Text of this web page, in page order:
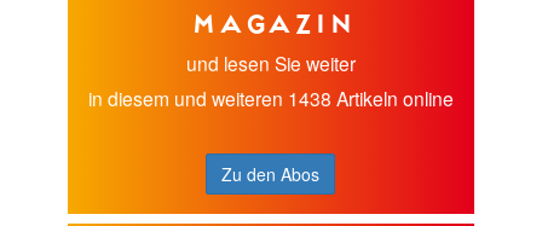
Magazin
und lesen Sie weiter
in diesem und weiteren 1438 Artikeln online
Zu den Abos